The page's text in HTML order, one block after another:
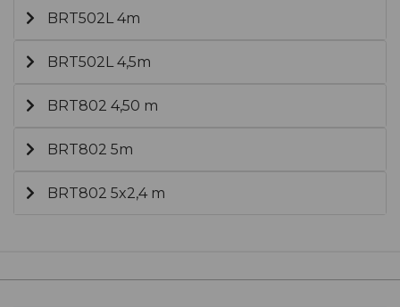
BRT502L 4m
BRT502L 4,5m
BRT802 4,50 m
BRT802 5m
BRT802 5x2,4 m